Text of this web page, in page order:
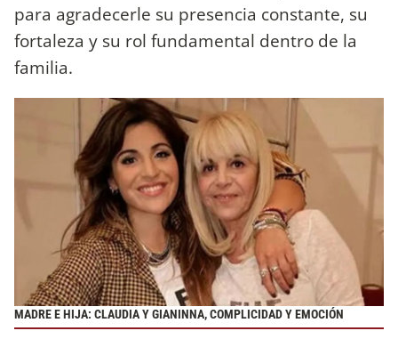
para agradecerle su presencia constante, su
fortaleza y su rol fundamental dentro de la
familia.
MADRE E HIJA: CLAUDIA Y GIANINNA, COMPLICIDAD Y EMOCIÓN